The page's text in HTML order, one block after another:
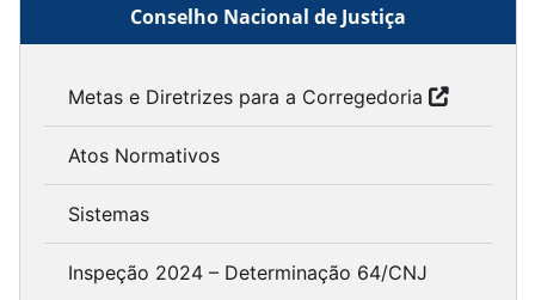
Conselho Nacional de Justiça
Metas e Diretrizes para a Corregedoria
Atos Normativos
Sistemas
Inspeção 2024 – Determinação 64/CNJ